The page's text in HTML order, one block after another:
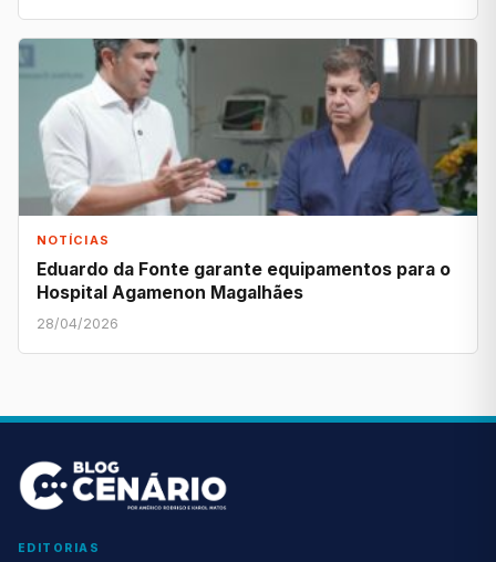
NOTÍCIAS
Eduardo da Fonte garante equipamentos para o
Hospital Agamenon Magalhães
28/04/2026
EDITORIAS